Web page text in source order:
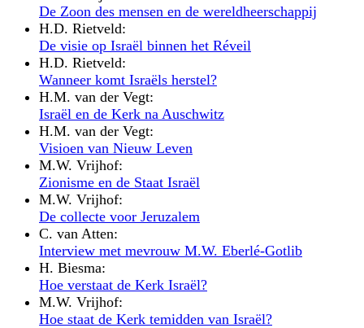
De Zoon des mensen en de wereldheerschappij
H.D. Rietveld:
De visie op Israël binnen het Réveil
H.D. Rietveld:
Wanneer komt Israëls herstel?
H.M. van der Vegt:
Israël en de Kerk na Auschwitz
H.M. van der Vegt:
Visioen van Nieuw Leven
M.W. Vrijhof:
Zionisme en de Staat Israël
M.W. Vrijhof:
De collecte voor Jeruzalem
C. van Atten:
Interview met mevrouw M.W. Eberlé-Gotlib
H. Biesma:
Hoe verstaat de Kerk Israël?
M.W. Vrijhof:
Hoe staat de Kerk temidden van Israël?